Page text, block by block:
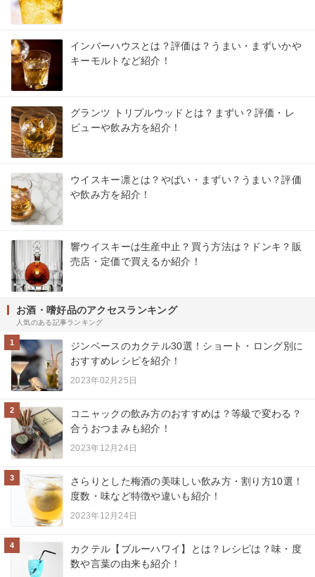
インバーハウスとは？評価は？うまい・まずいかや
キーモルトなど紹介！
グランツ トリプルウッドとは？まずい？評価・レ
ビューや飲み方を紹介！
ウイスキー凛とは？やばい・まずい？うまい？評価
や飲み方を紹介！
響ウイスキーは生産中止？買う方法は？ドンキ？販
売店・定価で買えるか紹介！
お酒・嗜好品のアクセスランキング
人気のある記事ランキング
1
ジンベースのカクテル30選！ショート・ロング別に
おすすめレシピを紹介！
2023年02月25日
2
コニャックの飲み方のおすすめは？等級で変わる？
合うおつまみも紹介！
2023年12月24日
3
さらりとした梅酒の美味しい飲み方・割り方10選！
度数・味など特徴や違いも紹介！
2023年12月24日
4
カクテル【ブルーハワイ】とは？レシピは？味・度
数や言葉の由来も紹介！